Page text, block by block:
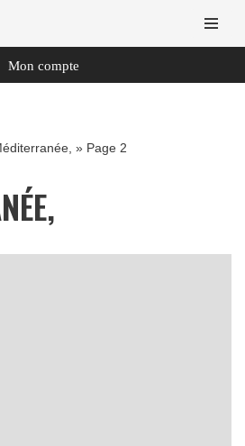
Mon compte
» Page 2